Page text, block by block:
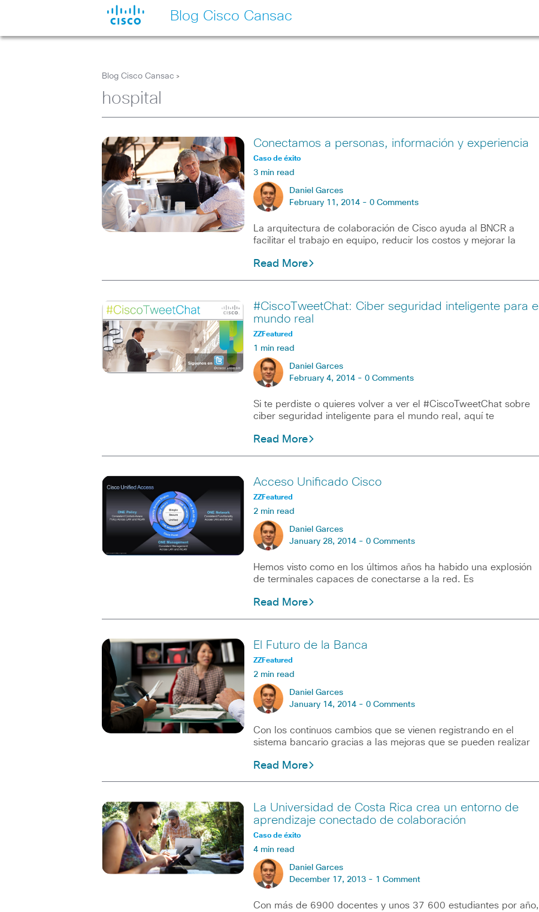
Blog Cisco Cansac
Blog Cisco Cansac >
hospital
Conectamos a personas, información y experiencia
Caso de éxito
3 min read
Daniel Garces
February 11, 2014 - 0 Comments
La arquitectura de colaboración de Cisco ayuda al BNCR a
facilitar el trabajo en equipo, reducir los costos y mejorar la
Read More
#CiscoTweetChat: Ciber seguridad inteligente para el
mundo real
ZZFeatured
1 min read
Daniel Garces
February 4, 2014 - 0 Comments
Si te perdiste o quieres volver a ver el #CiscoTweetChat sobre
ciber seguridad inteligente para el mundo real, aquí te
Read More
Acceso Unificado Cisco
ZZFeatured
2 min read
Daniel Garces
January 28, 2014 - 0 Comments
Hemos visto como en los últimos años ha habido una explosión
de terminales capaces de conectarse a la red. Es
Read More
El Futuro de la Banca
ZZFeatured
2 min read
Daniel Garces
January 14, 2014 - 0 Comments
Con los continuos cambios que se vienen registrando en el
sistema bancario gracias a las mejoras que se pueden realizar
Read More
La Universidad de Costa Rica crea un entorno de
aprendizaje conectado de colaboración
Caso de éxito
4 min read
Daniel Garces
December 17, 2013 - 1 Comment
Con más de 6900 docentes y unos 37 600 estudiantes por año,